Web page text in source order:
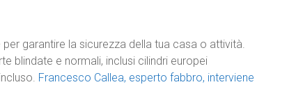
per garantire la sicurezza della tua casa o attività.
blindate e normali, inclusi cilindri europei
Francesco Callea, esperto fabbro, interviene